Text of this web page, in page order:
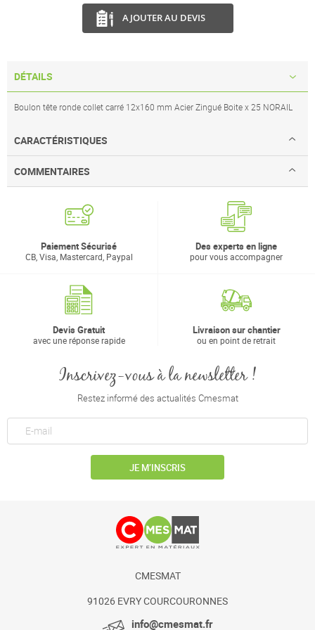
AJOUTER AU DEVIS
DÉTAILS
Boulon tête ronde collet carré 12x160 mm Acier Zingué Boite x 25 NORAIL
CARACTÉRISTIQUES
COMMENTAIRES
Paiement Sécurisé
CB, Visa, Mastercard, Paypal
Des experts en ligne
pour vous accompagner
Devis Gratuit
avec une réponse rapide
Livraison sur chantier
ou en point de retrait
Inscrivez-vous à la newsletter !
Restez informé des actualités Cmesmat
JE M’INSCRIS
CMESMAT
91026 EVRY COURCOURONNES
info@cmesmat.fr